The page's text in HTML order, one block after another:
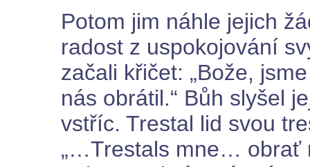
Potom jim náhle jejich
radost z uspokojování
začali křičet: „Bože,
nás obrátil.“ Bůh slyšel
vstříc. Trestal lid svou
„…Trestals mne… obrať